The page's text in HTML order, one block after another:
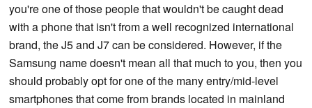
you're one of those people that wouldn't be caught dead
with a phone that isn't from a well recognized international
brand, the J5 and J7 can be considered. However, if the
Samsung name doesn't mean all that much to you, then you
should probably opt for one of the many entry/mid-level
smartphones that come from brands located in mainland